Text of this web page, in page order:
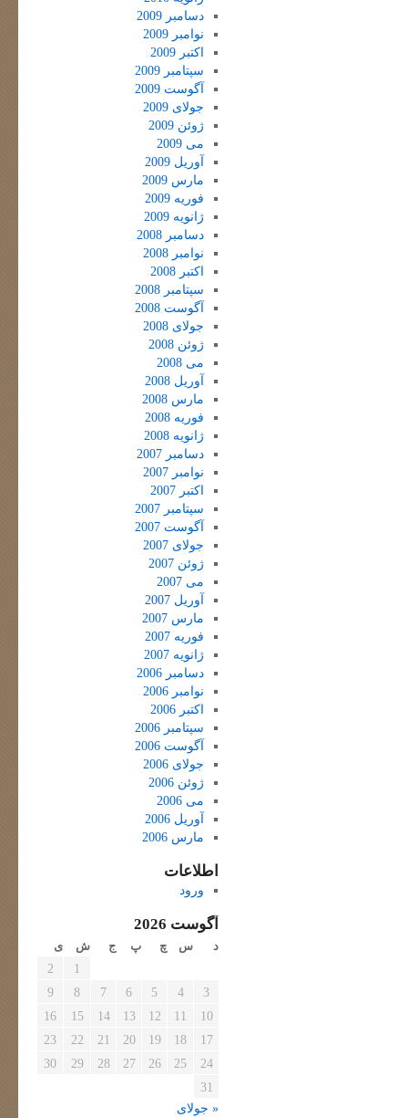
دسامبر 2009
نوامبر 2009
اکتبر 2009
سپتامبر 2009
آگوست 2009
جولای 2009
ژوئن 2009
می 2009
آوریل 2009
مارس 2009
فوریه 2009
ژانویه 2009
دسامبر 2008
نوامبر 2008
اکتبر 2008
سپتامبر 2008
آگوست 2008
جولای 2008
ژوئن 2008
می 2008
آوریل 2008
مارس 2008
فوریه 2008
ژانویه 2008
دسامبر 2007
نوامبر 2007
اکتبر 2007
سپتامبر 2007
آگوست 2007
جولای 2007
ژوئن 2007
می 2007
آوریل 2007
مارس 2007
فوریه 2007
ژانویه 2007
دسامبر 2006
نوامبر 2006
اکتبر 2006
سپتامبر 2006
آگوست 2006
جولای 2006
ژوئن 2006
می 2006
آوریل 2006
مارس 2006
اطلاعات
ورود
آگوست 2026
د س چ پ ج ش ی
1
2
3
4
5
6
7
8
9
10
11
12
13
14
15
16
17
18
19
20
21
22
23
24
25
26
27
28
29
30
31
« جولای